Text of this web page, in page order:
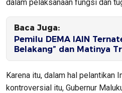
dalam pelaksanaan fungsi dan
Baca Juga:
Pemilu DEMA IAIN
Belakang” dan Matinya
Karena itu, dalam hal pelantikan
kontroversial itu, Gubernur